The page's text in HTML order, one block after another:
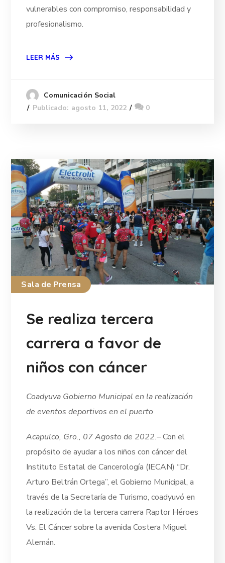
vulnerables con compromiso, responsabilidad y
profesionalismo.
LEER MÁS
Comunicación Social
Publicado: agosto 11, 2022
0
Sala de Prensa
Se realiza tercera
carrera a favor de
niños con cáncer
Coadyuva Gobierno Municipal en la realización
de eventos deportivos en el puerto
Acapulco, Gro., 07 Agosto de 2022.– Con el
propósito de ayudar a los niños con cáncer del
Instituto Estatal de Cancerología (IECAN) “Dr.
Arturo Beltrán Ortega”, el Gobierno Municipal, a
través de la Secretaría de Turismo, coadyuvó en
la realización de la tercera carrera Raptor Héroes
Vs. El Cáncer sobre la avenida Costera Miguel
Alemán.